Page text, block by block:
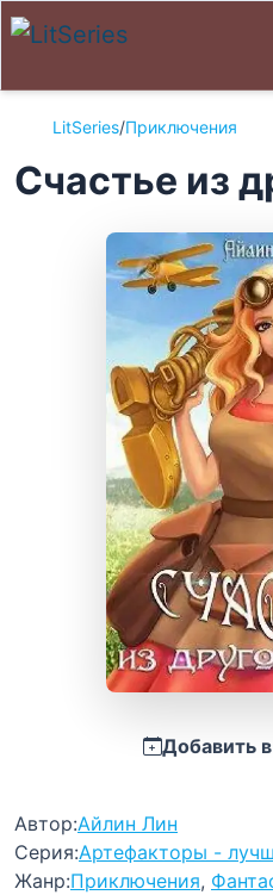
LitSeries/Приключения
Счастье из
Добавить
Автор:Айлин Лин
Серия:Артефакторы -
Жанр:Приключения,